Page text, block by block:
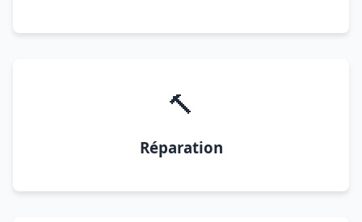
🔨
Réparation